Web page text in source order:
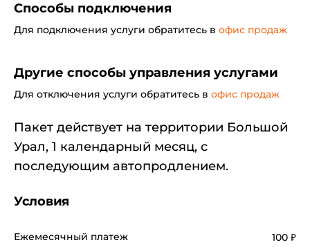
Способы подключения
Для подключения услуги обратитесь в офис продаж
Другие способы управления услугами
Для отключения услуги обратитесь в офис продаж
Пакет действует на территории Большой
Урал, 1 календарный месяц, с
последующим автопродлением.
Условия
Ежемесячный платеж 100 ₽